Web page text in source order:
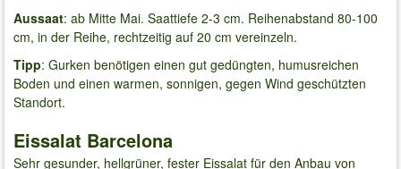
Aussaat: ab Mitte Mai. Saattiefe 2-3 cm. Reihenabstand 80-100
cm, in der Reihe, rechtzeitig auf 20 cm vereinzeln.
Tipp: Gurken benötigen einen gut gedüngten, humusreichen
Boden und einen warmen, sonnigen, gegen Wind geschützten
Standort.
Eissalat Barcelona
Sehr gesunder, hellgrüner, fester Eissalat für den Anbau von